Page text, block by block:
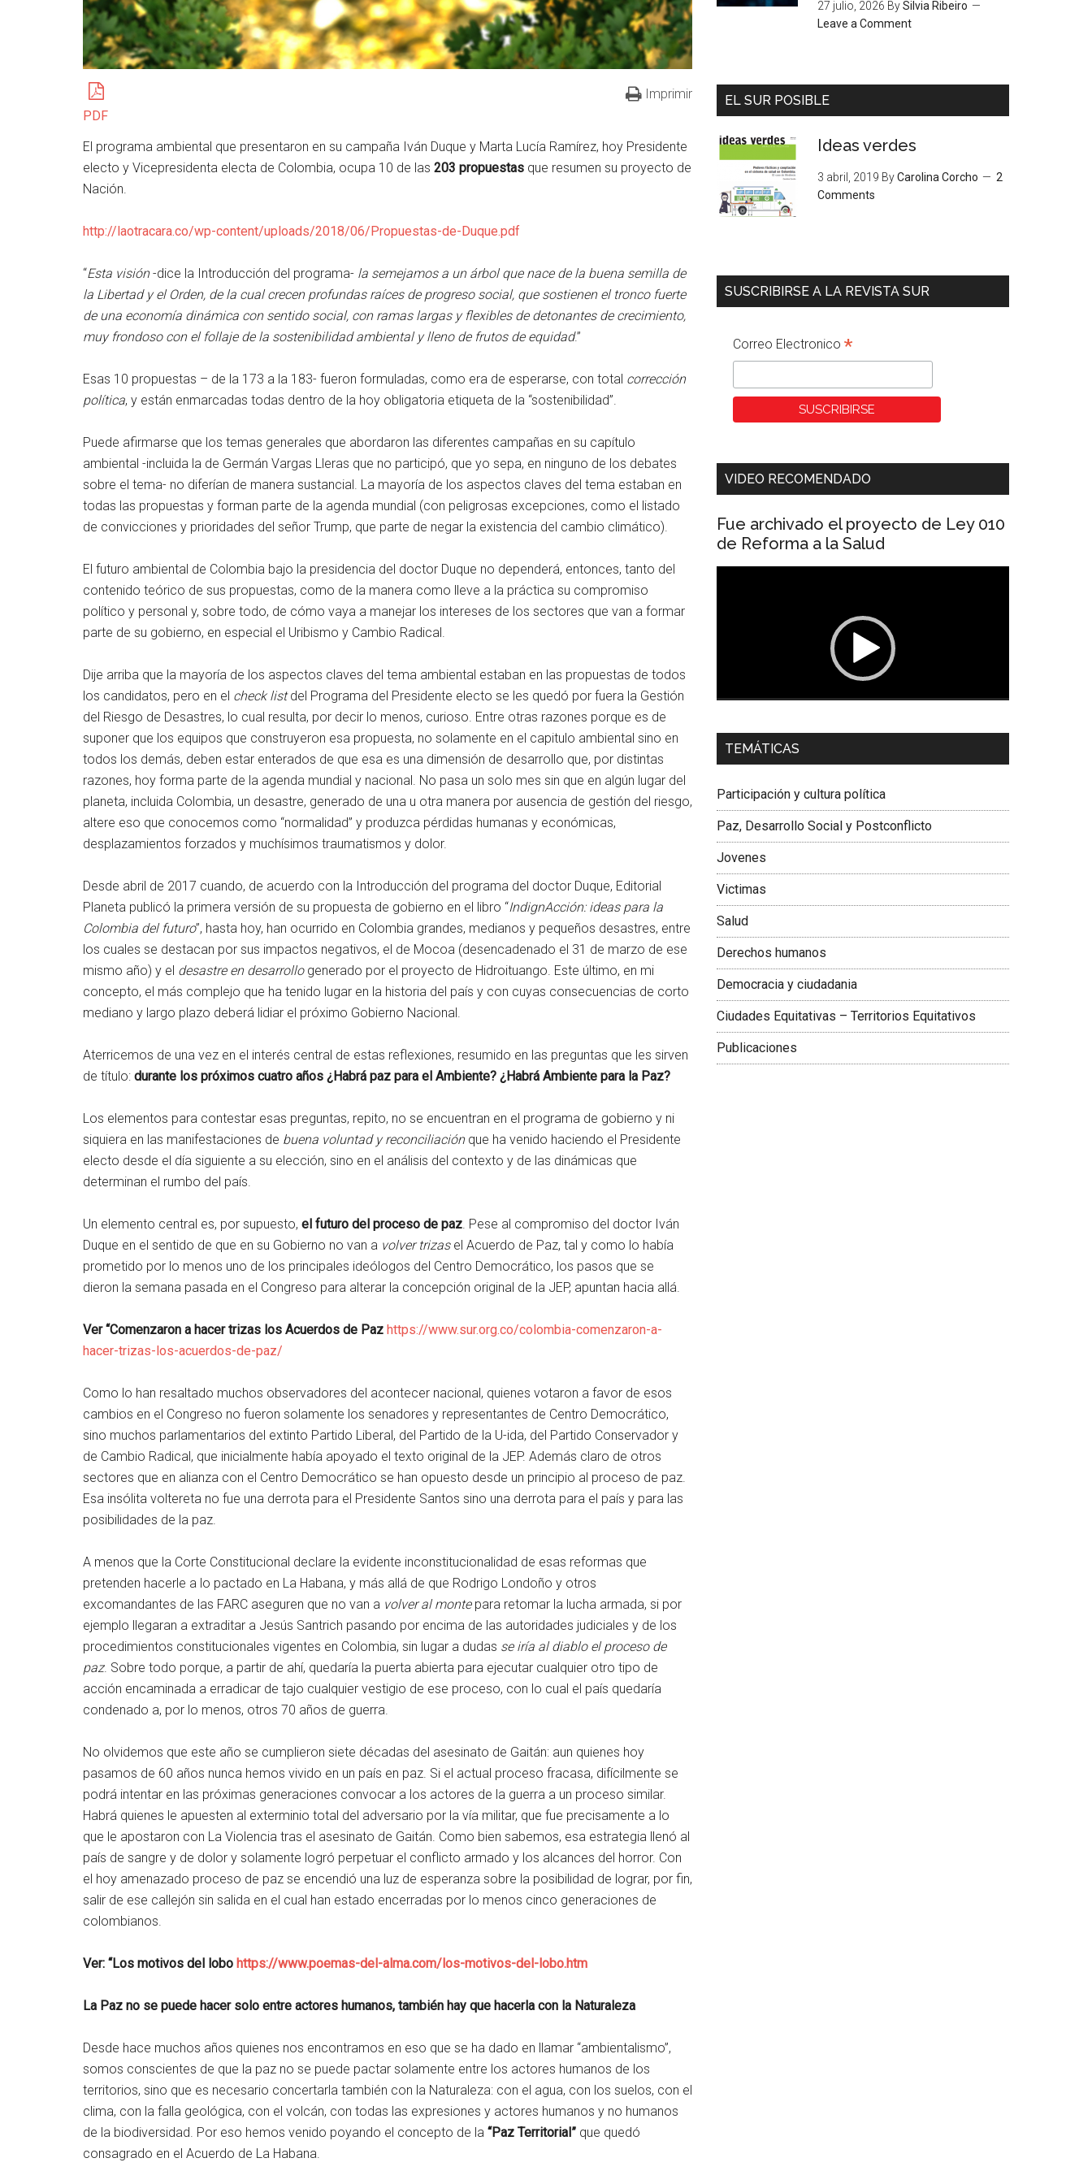
PDF
Imprimir
El programa ambiental que presentaron en su campaña Iván Duque y Marta Lucía Ramírez, hoy Presidente
electo y Vicepresidenta electa de Colombia, ocupa 10 de las 203 propuestas que resumen su proyecto de
Nación.
http://laotracara.co/wp-content/uploads/2018/06/Propuestas-de-Duque.pdf
“Esta visión-dice la Introducción del programa- la semejamos a un árbol que nace de la buena semilla de
la Libertad y el Orden, de la cual crecen profundas raíces de progreso social, que sostienen el tronco fuerte
de una economía dinámica con sentido social, con ramas largas y flexibles de detonantes de crecimiento,
muy frondoso con el follaje de la sostenibilidad ambiental y lleno de frutos de equidad.”
Esas 10 propuestas – de la 173 a la 183- fueron formuladas, como era de esperarse, con total corrección
política, y están enmarcadas todas dentro de la hoy obligatoria etiqueta de la “sostenibilidad”.
Puede afirmarse que los temas generales que abordaron las diferentes campañas en su capítulo
ambiental -incluida la de Germán Vargas Lleras que no participó, que yo sepa, en ninguno de los debates
sobre el tema- no diferían de manera sustancial. La mayoría de los aspectos claves del tema estaban en
todas las propuestas y forman parte de la agenda mundial (con peligrosas excepciones, como el listado
de convicciones y prioridades del señor Trump, que parte de negar la existencia del cambio climático).
El futuro ambiental de Colombia bajo la presidencia del doctor Duque no dependerá, entonces, tanto del
contenido teórico de sus propuestas, como de la manera como lleve a la práctica su compromiso
político y personal y, sobre todo, de cómo vaya a manejar los intereses de los sectores que van a formar
parte de su gobierno, en especial el Uribismo y Cambio Radical.
Dije arriba que la mayoría de los aspectos claves del tema ambiental estaban en las propuestas de todos
los candidatos, pero en el check listdel Programa del Presidente electo se les quedó por fuera la Gestión
del Riesgo de Desastres, lo cual resulta, por decir lo menos, curioso. Entre otras razones porque es de
suponer que los equipos que construyeron esa propuesta, no solamente en el capitulo ambiental sino en
todos los demás, deben estar enterados de que esa es una dimensión de desarrollo que, por distintas
razones, hoy forma parte de la agenda mundial y nacional. No pasa un solo mes sin que en algún lugar del
planeta, incluida Colombia, un desastre, generado de una u otra manera por ausencia de gestión del riesgo,
altere eso que conocemos como “normalidad” y produzca pérdidas humanas y económicas,
desplazamientos forzados y muchísimos traumatismos y dolor.
Desde abril de 2017 cuando, de acuerdo con la Introducción del programa del doctor Duque, Editorial
Planeta publicó la primera versión de su propuesta de gobierno en el libro “IndignAcción: ideas para la
Colombia del futuro”, hasta hoy, han ocurrido en Colombia grandes, medianos y pequeños desastres, entre
los cuales se destacan por sus impactos negativos, el de Mocoa (desencadenado el 31 de marzo de ese
mismo año) y el desastre en desarrollogenerado por el proyecto de Hidroituango. Este último, en mi
concepto, el más complejo que ha tenido lugar en la historia del país y con cuyas consecuencias de corto
mediano y largo plazo deberá lidiar el próximo Gobierno Nacional.
Aterricemos de una vez en el interés central de estas reflexiones, resumido en las preguntas que les sirven
de título: durante los próximos cuatro años ¿Habrá paz para el Ambiente? ¿Habrá Ambiente para la Paz?
Los elementos para contestar esas preguntas, repito, no se encuentran en el programa de gobierno y ni
siquiera en las manifestaciones de buena voluntad y reconciliaciónque ha venido haciendo el Presidente
electo desde el día siguiente a su elección, sino en el análisis del contexto y de las dinámicas que
determinan el rumbo del país.
Un elemento central es, por supuesto, el futuro del proceso de paz. Pese al compromiso del doctor Iván
Duque en el sentido de que en su Gobierno no van a volver trizas el Acuerdo de Paz, tal y como lo había
prometido por lo menos uno de los principales ideólogos del Centro Democrático, los pasos que se
dieron la semana pasada en el Congreso para alterar la concepción original de la JEP, apuntan hacia allá.
Ver “Comenzaron a hacer trizas los Acuerdos de Paz https://www.sur.org.co/colombia-comenzaron-a-
hacer-trizas-los-acuerdos-de-paz/
Como lo han resaltado muchos observadores del acontecer nacional, quienes votaron a favor de esos
cambios en el Congreso no fueron solamente los senadores y representantes de Centro Democrático,
sino muchos parlamentarios del extinto Partido Liberal, del Partido de la U-ida, del Partido Conservador y
de Cambio Radical, que inicialmente había apoyado el texto original de la JEP. Además claro de otros
sectores que en alianza con el Centro Democrático se han opuesto desde un principio al proceso de paz.
Esa insólita voltereta no fue una derrota para el Presidente Santos sino una derrota para el país y para las
posibilidades de la paz.
A menos que la Corte Constitucional declare la evidente inconstitucionalidad de esas reformas que
pretenden hacerle a lo pactado en La Habana, y más allá de que Rodrigo Londoño y otros
excomandantes de las FARC aseguren que no van a volver al monte para retomar la lucha armada, si por
ejemplo llegaran a extraditar a Jesús Santrich pasando por encima de las autoridades judiciales y de los
procedimientos constitucionales vigentes en Colombia, sin lugar a dudas se iría al diablo el proceso de
paz. Sobre todo porque, a partir de ahí, quedaría la puerta abierta para ejecutar cualquier otro tipo de
acción encaminada a erradicar de tajo cualquier vestigio de ese proceso, con lo cual el país quedaría
condenado a, por lo menos, otros 70 años de guerra.
No olvidemos que este año se cumplieron siete décadas del asesinato de Gaitán: aun quienes hoy
pasamos de 60 años nunca hemos vivido en un país en paz. Si el actual proceso fracasa, difícilmente se
podrá intentar en las próximas generaciones convocar a los actores de la guerra a un proceso similar.
Habrá quienes le apuesten al exterminio total del adversario por la vía militar, que fue precisamente a lo
que le apostaron con La Violencia tras el asesinato de Gaitán. Como bien sabemos, esa estrategia llenó al
país de sangre y de dolor y solamente logró perpetuar el conflicto armado y los alcances del horror. Con
el hoy amenazado proceso de paz se encendió una luz de esperanza sobre la posibilidad de lograr, por fin,
salir de ese callejón sin salida en el cual han estado encerradas por lo menos cinco generaciones de
colombianos.
Ver: “Los motivos del lobo https://www.poemas-del-alma.com/los-motivos-del-lobo.htm
La Paz no se puede hacer solo entre actores humanos, también hay que hacerla con la Naturaleza
Desde hace muchos años quienes nos encontramos en eso que se ha dado en llamar “ambientalismo”,
somos conscientes de que la paz no se puede pactar solamente entre los actores humanos de los
territorios, sino que es necesario concertarla también con la Naturaleza: con el agua, con los suelos, con el
clima, con la falla geológica, con el volcán, con todas las expresiones y actores humanos y no humanos
de la biodiversidad. Por eso hemos venido poyando el concepto de la “Paz Territorial” que quedó
consagrado en el Acuerdo de La Habana.
27 julio, 2026 BySilvia Ribeiro
Leave a Comment
EL SUR POSIBLE
Ideas verdes
3 abril, 2019 ByCarolina Corcho
2
Comments
SUSCRIBIRSE A LA REVISTA SUR
Correo Electronico *
VIDEO RECOMENDADO
Fue archivado el proyecto de Ley 010
de Reforma a la Salud
Dra. Carolina Corcho Mejía,
Latinoamericana Sur, Vicepresidenta Federación
TEMÁTICAS
Participación y cultura política
Paz, Desarrollo Social y Postconflicto
Jovenes
Victimas
Salud
Derechos humanos
Democracia y ciudadania
Ciudades Equitativas – Territorios Equitativos
Publicaciones